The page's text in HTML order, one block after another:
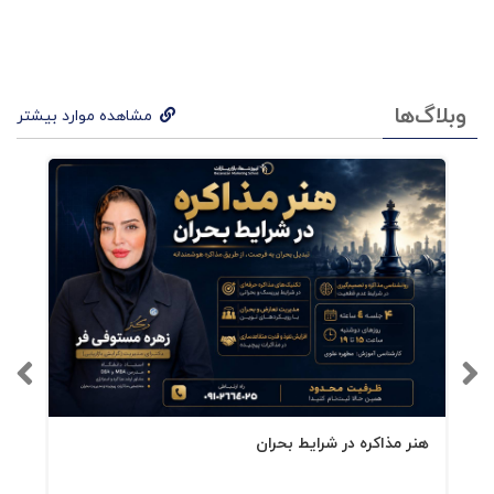
تاریخی
در کتاب به‌خوبی نشان
می‌دهد چگونه یک مانع روانی (عذاب وجدانِ مادری)
می‌تواند از موفقیت محصول جلوگیری کند؛ و چگونه
افزودن تنهابه دستور پخت، احساس نقش و کنترل
را بازمی‌گرداند و فروش را منفجر می‌کند.
اینجاست که ایده‌ی شگرفی متولد می‌شود:بازاریابی
موفق یعنی درمان احساسات مشتری، نه تحریک
کیف پولش.
وبلاگ‌ها مشاهده موارد بیشتر
هنر مذاکره در شرایط بحران